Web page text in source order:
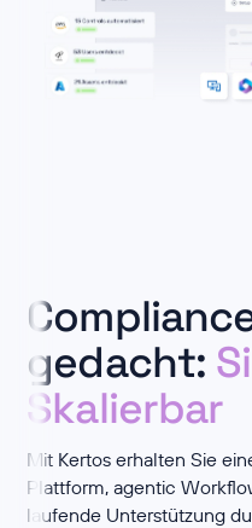
gedacht:
Skalierbar
Mit Kertos erhalten Sie
Plattform, agentic
laufende Unterstützung